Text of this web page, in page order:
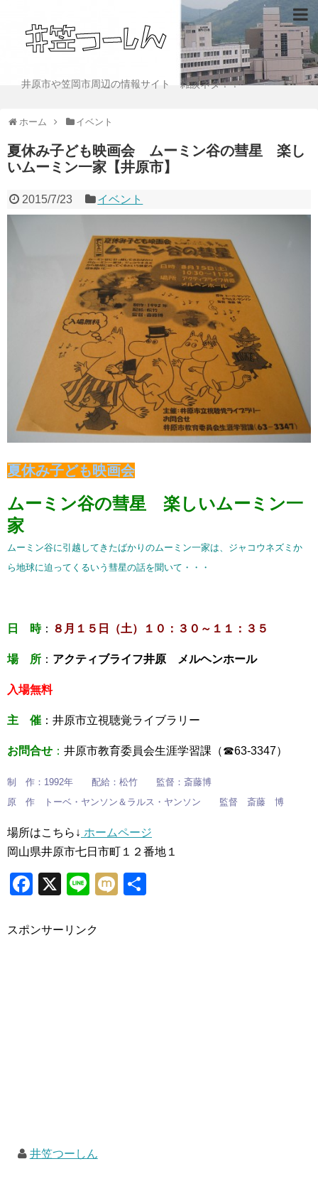
井原市や笠岡市周辺の情報サイト 雑談ネタ！！
ホーム イベント
夏休み子ども映画会 ムーミン谷の彗星 楽し
いムーミン一家【井原市】
2015/7/23 イベント
夏休み子ども映画会
ムーミン谷の彗星 楽しいムーミン一
家
ムーミン谷に引越してきたばかりのムーミン一家は、ジャコウネズミか
ら地球に迫ってくるいう彗星の話を聞いて・・・
日 時： ８月１５日（土）１０：３０～１１：３５
場 所 ： アクティブライフ井原 メルヘンホール
入場無料
主 催 ：井原市立視聴覚ライブラリー
お問合せ ： 井原市教育委員会生涯学習課（☎63-3347）
制 作：1992年 配給：松竹 監督：斎藤博
原 作 トーベ・ヤンソン＆ラルス・ヤンソン 監督 斎藤 博
場所はこちら↓ ホームページ
岡山県井原市七日市町１２番地１
Facebook
X LineMixi
スポンサーリンク
井笠つーしん